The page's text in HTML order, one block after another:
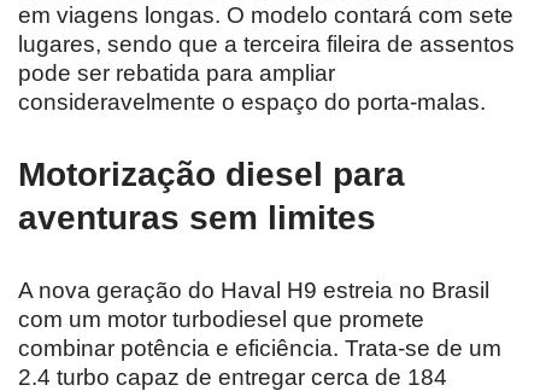
em viagens longas. O modelo contará com sete
lugares, sendo que a terceira fileira de assentos
pode ser rebatida para ampliar
consideravelmente o espaço do porta-malas.
Motorização diesel para
aventuras sem limites
A nova geração do Haval H9 estreia no Brasil
com um motor turbodiesel que promete
combinar potência e eficiência. Trata-se de um
2.4 turbo capaz de entregar cerca de 184